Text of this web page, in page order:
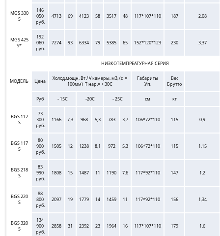
MGS 330
S
146
050
руб.
4713 69 4123 58 3517 48 117*107*110 187 2,08
MGS 425
S*
192
060
руб.
7274 93 6334 79 5385 65 152*120*123 230 3,37
НИЗКОТЕМПРЕАТУРНАЯ СЕРИЯ
МОДЕЛЬ Цена
Холод.мощн, Вт / V камеры, м3, (d =
100мм) Т нар.= + 30С
Габариты
Уп.
Вес
Брутто
Руб - 15C -20C - 25C см кг
BGS 112
S
73
300
руб.
1166 7,3 968 5,3 783 3,7 106*72*110 115 0,9
BGS 117
S
80
900
руб.
1505 12 1238 8,1 972 5,3 106*72*110 115 1,15
BGS 218
S
83
990
руб.
1808 15 1487 11 1190 7,6 117*92*110 147 1,2
BGS 220
S
88
800
руб.
2097 19 1779 14 1459 11 117*92*110 156 1,34
BGS 320
S
134
900
руб.
2858 31 2392 23 1964 16 117*107*110 179 1,6